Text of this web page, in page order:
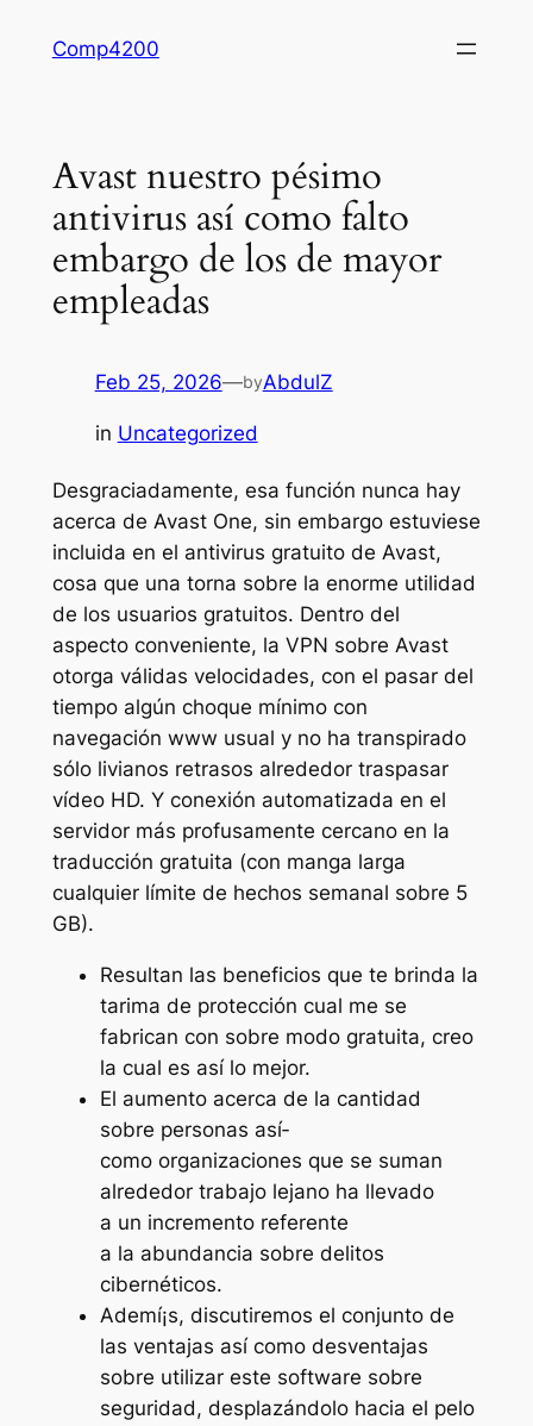
Comp4200
Avast nuestro pésimo
antivirus así­ como falto
embargo de los de mayor
empleadas
Feb 25, 2026—byAbdulZ
in Uncategorized
Desgraciadamente, esa función nunca hay
acerca de Avast One, sin embargo estuviese
incluida en el antivirus gratuito de Avast,
cosa que una torna sobre la enorme utilidad
de los usuarios gratuitos. Dentro del
aspecto conveniente, la VPN sobre Avast
otorga válidas velocidades, con el pasar del
tiempo algún choque mínimo con
navegación www usual y no ha transpirado
sólo livianos retrasos alrededor traspasar
vídeo HD. Y conexión automatizada en el
servidor más profusamente cercano en la
traducción gratuita (con manga larga
cualquier límite de hechos semanal sobre 5
GB).
Resultan las beneficios que te brinda la
tarima de protección cual me se
fabrican con sobre modo gratuita, creo
la cual es así­ lo mejor.
El aumento acerca de la cantidad
sobre personas así­
como organizaciones que se suman
alrededor trabajo lejano ha llevado
a un incremento referente
a la abundancia sobre delitos
cibernéticos.
Ademí¡s, discutiremos el conjunto de
las ventajas así­ como desventajas
sobre utilizar este software sobre
seguridad, desplazándolo hacia el pelo